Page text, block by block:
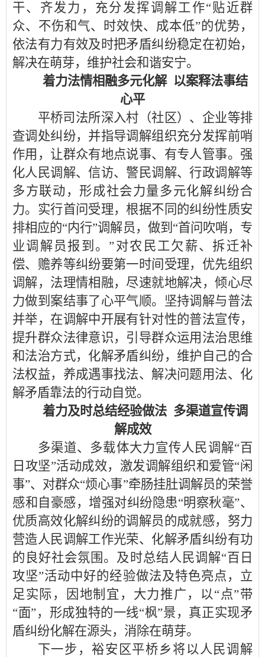
干、齐发力，充分发挥调解工作“贴近群
众、不伤和气、时效快、成本低”的优势，
依法有力有效及时把矛盾纠纷稳定在初始，
解决在萌芽，维护社会和谐安宁。
着力法情相融多元化解 以案释法事结
心平
平桥司法所深入村（社区）、企业等排
查调处纠纷，并指导调解组织充分发挥前哨
作用，让群众有地点说事、有专人管事。强
化人民调解、信访、警民调解、行政调解等
多方联动，形成社会力量多元化解纠纷合
力。实行首问受理，根据不同的纠纷性质安
排相应的“内行”调解员，做到“首问吹哨，专
业调解员报到。”对农民工欠薪、拆迁补
偿、赡养等纠纷要第一时间受理，优先组织
调解，法理情相融，尽速就地解决，倾心尽
力做到案结事了心平气顺。坚持调解与普法
并举，在调解中开展有针对性的普法宣传，
提升群众法律意识，引导群众运用法治思维
和法治方式，化解矛盾纠纷，维护自己的合
法权益，养成遇事找法、解决问题用法、化
解矛盾靠法的行动自觉。
着力及时总结经验做法 多渠道宣传调
解成效
多渠道、多载体大力宣传人民调解“百
日攻坚”活动成效，激发调解组织和爱管“闲
事”、对群众“烦心事”牵肠挂肚调解员的荣誉
感和自豪感，增强对纠纷隐患“明察秋毫”、
优质高效化解纠纷的调解员的成就感，努力
营造人民调解工作光荣、化解矛盾纠纷有功
的良好社会氛围。及时总结人民调解“百日
攻坚”活动中好的经验做法及特色亮点，立
足实际，因地制宜，大力推广，以“点”带
“面”，形成独特的一线“枫”景，真正实现矛
盾纠纷化解在源头，消除在萌芽。
下一步，裕安区平桥乡将以人民调解